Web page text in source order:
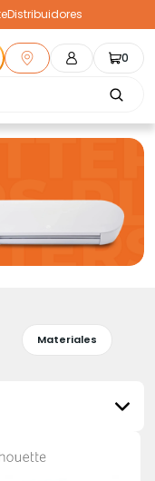
Distribuidores
0
Materiales